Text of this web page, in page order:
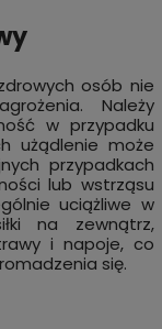
osób nie
Należy
w przypadku
użądlenie może
przypadkach
lub wstrząsu
uciążliwe w
na zewnątrz,
i napoje, co
się.